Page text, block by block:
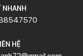
NHANH
HỆ